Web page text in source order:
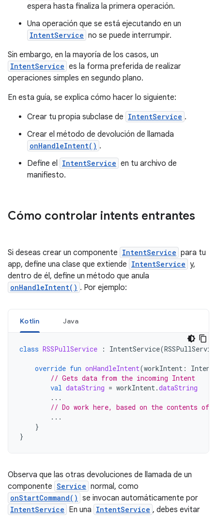
espera hasta finaliza la primera operación.
Una operación que se está ejecutando en un
IntentService no se puede interrumpir.
Sin embargo, en la mayoría de los casos, un
IntentService es la forma preferida de realizar
operaciones simples en segundo plano.
En esta guía, se explica cómo hacer lo siguiente:
Crear tu propia subclase de IntentService .
Crear el método de devolución de llamada
onHandleIntent() .
Define el IntentService en tu archivo de
manifiesto.
Cómo controlar intents entrantes
Si deseas crear un componente IntentService para tu
app, define una clase que extiende IntentService y,
dentro de él, define un método que anula
onHandleIntent() . Por ejemplo:
Kotlin Java
class RSSPullService : IntentService(
override fun onHandleIntent(workIntent : Intent
// Gets data from the incoming Intent
val dataString = workIntent.dataString
...
// Do work here, based on the contents of
...
}
}
Observa que las otras devoluciones de llamada de un
componente Service normal, como
onStartCommand() se invocan automáticamente por
IntentService En una IntentService , debes evitar